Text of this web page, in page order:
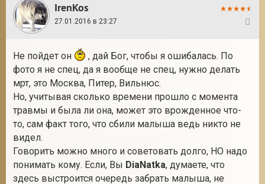
IrenKos
27.01.2016 в 23:27
Не пойдет он
, дай Бог, чтобы я ошибалась. По
фото я не спец, да я вообще не спец, нужно делать
мрт, это Москва, Питер, Вильнюс.
Но, учитывая сколько времени прошло с момента
травмы и была ли она, может это врожденное что-
то, сам факт того, что сбили малыша ведь никто не
видел.
Говорить можно много и советовать долго, НО надо
понимать кому. Если, Вы DiaNatka, думаете, что
здесь выстроится очередь забрать малыша, не